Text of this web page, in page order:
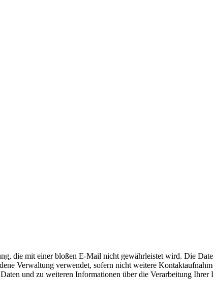
die mit einer bloßen E-Mail nicht gewährleistet wird. Die
Verwaltung verwendet, sofern nicht weitere
und zu weiteren Informationen über die Verarbeitung Ihrer